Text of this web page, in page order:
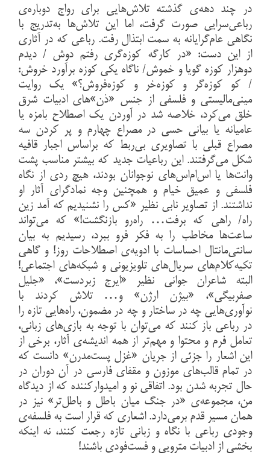
در چند دهه‌ی گذشته تلاش‌هایی برای رواج دوباره‌ی
رباعی‌سرایی صورت گرفت، اما این تلاش‌ها به‌تدریج با
نگاهی عام‌گرایانه به سمت ابتذال رفت. رباعی که در آثاری
از این دست: «در کارگه کوزه‌گری رفتم دوش / دیدم
دوهزار کوزه گویا و خموش/ ناگاه یکی کوزه برآورد خروش:
/ کو کوزه‌گر و کوزه‌خر و کوزه‌فروش؟» یک روایت
مینی‌مالیستی و فلسفی از جنس «ذن»های ادبیات شرق
خلق می‌کرد، خلاصه شد در آوردن یک اصطلاح بامزه یا
عامیانه یا بیانی حسی در مصراع چهارم و پر کردن سه
مصراع قبلی با تصاویری بی‌ربط که براساس اجبار قافیه
شکل می‌گرفتند. این رباعیات جدید که بیشتر مناسب پشت
وانت‌ها یا اس‌ام‌اس‌های نوجوانان بودند، هیچ ردی از نگاه
فلسفی و عمیق خیام و همچنین وجه نمادگرای آثار او
نداشتند. از تصاویر نابی نظیر «کس را نشنیدیم که آمد زین
راه/ راهی که برفت… راه‌رو بازنگشت!» که می‌تواند
ساعت‌ها مخاطب را به فکر فرو ببرد، رسیدیم به بیان
سانتی‌مانتال احساسات با ادویه‌ی اصطلاحات روز! و گاهی
تکیه‌کلام‌های سریال‌های تلویزیونی و شبکه‌های اجتماعی!
البته شاعران جوانی نظیر «ایرج زبردست»، «جلیل
صفربیگی»، «بیژن ارژن» و… تلاش کردند با
نوآوری‌هایی چه در ساختار و چه در مضمون، راه‌هایی تازه را
در رباعی باز کنند که می‌توان با توجه به بازی‌های زبانی،
تعامل فرم و محتوا و مهم‌تر از همه اندیشه‌ی آثار، برخی از
این اشعار را جزئی از جریان «غزل پست‌مدرن» دانست که
در تمام قالب‌های موزون و مقفای فارسی در آن دوران در
حال تجربه شدن بود. اتفاقی نو و امیدوارکننده که از دیدگاه
من، مجموعه‌ی «در جنگ میان باطل و باطل‌تر» نیز در
همان مسیر قدم برمی‌دارد. اشعاری که قرار است به فلسفه‌ی
وجودی رباعی با نگاه و زبانی تازه رجعت کنند، نه اینکه
بخشی از ادبیات مترویی و فست‌فودی باشند!